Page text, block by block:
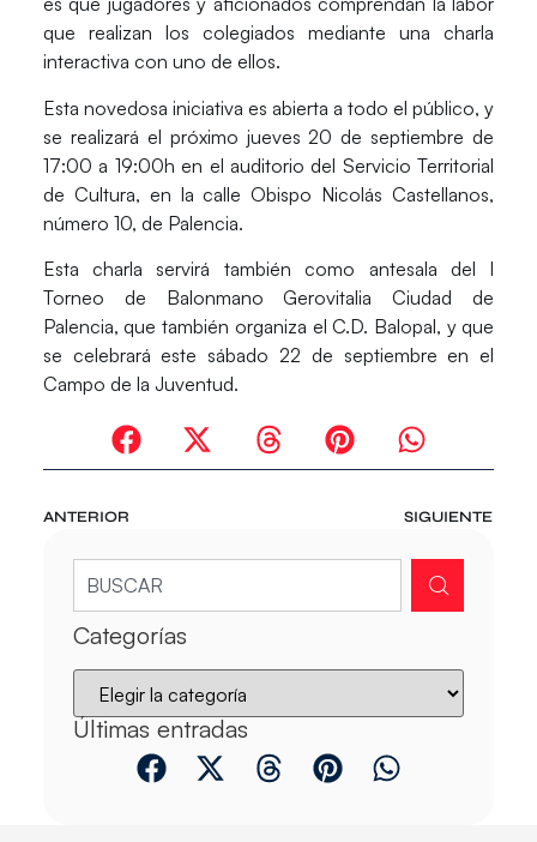
que realizan los colegiados mediante una charla
interactiva con uno de ellos.
Esta novedosa iniciativa es abierta a todo el público, y
se realizará el próximo jueves 20 de septiembre de
17:00 a 19:00h en el auditorio del Servicio Territorial
de Cultura, en la calle Obispo Nicolás Castellanos,
número 10, de Palencia.
Esta charla servirá también como antesala del I
Torneo de Balonmano Gerovitalia Ciudad de
Palencia, que también organiza el C.D. Balopal, y que
se celebrará este sábado 22 de septiembre en el
Campo de la Juventud.
ANTERIOR SIGUIENTE
Categorías
Últimas entradas